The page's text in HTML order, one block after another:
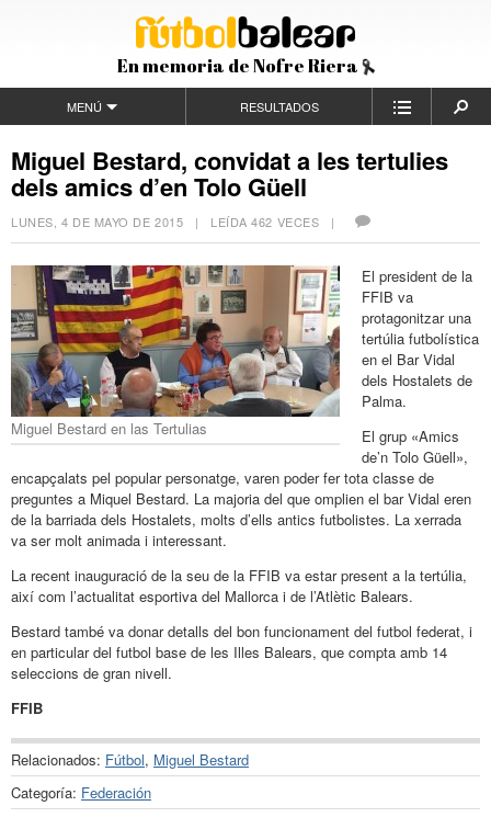
En memoria de Nofre Riera
MENÚ RESULTADOS
Miguel Bestard, convidat a les tertulies
dels amics d’en Tolo Güell
LUNES, 4 DE MAYO DE 2015 | LEÍDA 462 VECES |
Miguel Bestard en las Tertulias
El president de la
FFIB va
protagonitzar una
tertúlia futbolística
en el Bar Vidal
dels Hostalets de
Palma.
El grup «Amics
de’n Tolo Güell»,
encapçalats pel popular personatge, varen poder fer tota classe de
preguntes a Miquel Bestard. La majoria del que omplien el bar Vidal eren
de la barriada dels Hostalets, molts d’ells antics futbolistes. La xerrada
va ser molt animada i interessant.
La recent inauguració de la seu de la FFIB va estar present a la tertúlia,
així com l’actualitat esportiva del Mallorca i de l’Atlètic Balears.
Bestard també va donar detalls del bon funcionament del futbol federat, i
en particular del futbol base de les Illes Balears, que compta amb 14
seleccions de gran nivell.
FFIB
Relacionados: Fútbol, Miguel Bestard
Categoría: Federación